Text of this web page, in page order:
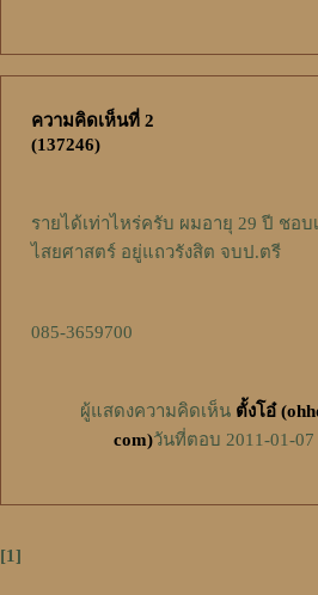
ความคิดเห็นที่ 2
(137246)
รายได้เท่าไหร่ครับ ผมอายุ 29 ปี ชอบ
ไสยศาสตร์ อยู่แถวรังสิต จบป.ตรี
085-3659700
ผู้แสดงความคิดเห็น ตั้งโอ๋
com)วันที่ตอบ 2011-01-07
[1]